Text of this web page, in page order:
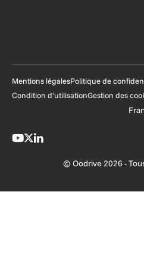
© Oodrive 2026 -
Mentions légalesPolitique de
Condition d'utilisationGestion des